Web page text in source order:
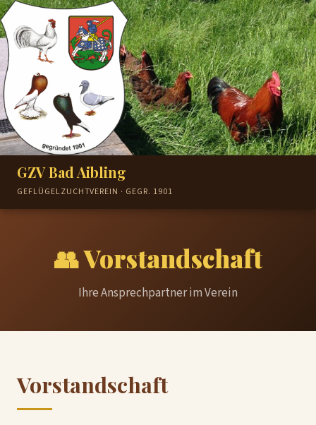
GZV Bad Aibling
GEFLÜGELZUCHTVEREIN · GEGR. 1901
👥 Vorstandschaft
Ihre Ansprechpartner im Verein
Vorstandschaft